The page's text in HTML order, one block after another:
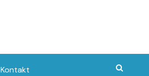
Kontakt